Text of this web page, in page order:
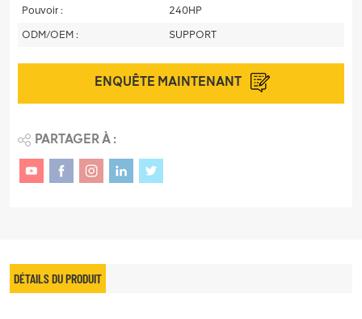
Pouvoir :
240HP
ODM/OEM :
SUPPORT
ENQUÊTE MAINTENANT
PARTAGER À :
DÉTAILS DU PRODUIT